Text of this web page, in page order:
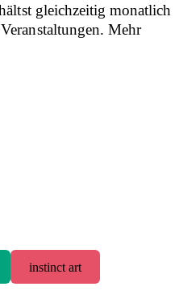
gleichzeitig monatlich
Mehr
instinct art